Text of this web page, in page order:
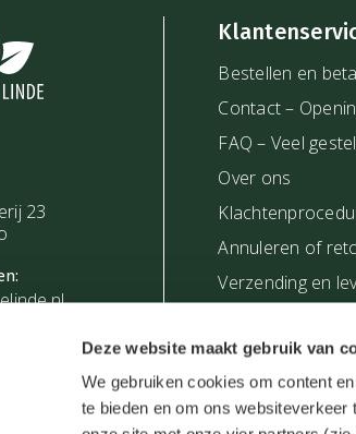
Deze website maakt gebruik van
We gebruiken cookies om content
te bieden en om ons
23
Bestellen en
Contact –
FAQ – Veel
Over ons
Annuleren of
Verzending en